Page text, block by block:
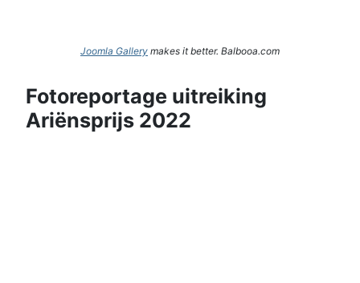
Joomla Gallery makes it better. Balbooa.com
Fotoreportage uitreiking
Ariënsprijs 2022